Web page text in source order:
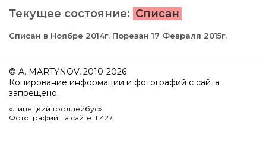
Текущее состояние: Списан
Списан в Ноябре 2014г. Порезан 17 Февраля 2015г.
© A. MARTYNOV, 2010-2026
Копирование информации и фотографий с сайта
запрещено.
«Липецкий троллейбус»
Фотографий на сайте: 11427